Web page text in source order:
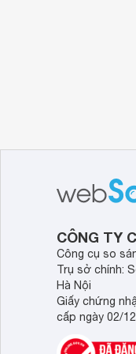
CÔNG TY
Công cụ so
Trụ sở chính:
Hà Nội
Giấy chứng
cấp ngày 02/